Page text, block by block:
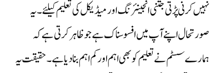
نہیں کرنی پڑتی جتنی انجینئرنگ اور میڈیکل کی تعلیم کیلئے۔ یہ
صورتحال اپنے آپ میں افسوسناک ہے جو ظاہر کرتی ہے کہ
ہمارے سسٹم نے تعلیم کو بھی اہم اور کم اہم بنادیا ہے۔ حقیقت یہ